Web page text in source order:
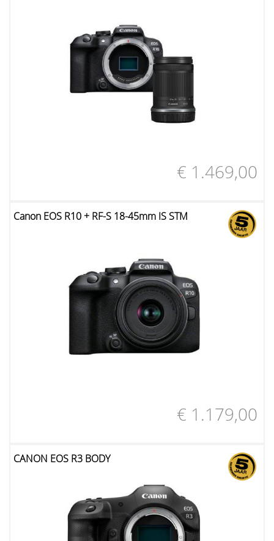
€ 1.469,00
Canon EOS R10 + RF-S 18-45mm IS STM
€ 1.179,00
CANON EOS R3 BODY